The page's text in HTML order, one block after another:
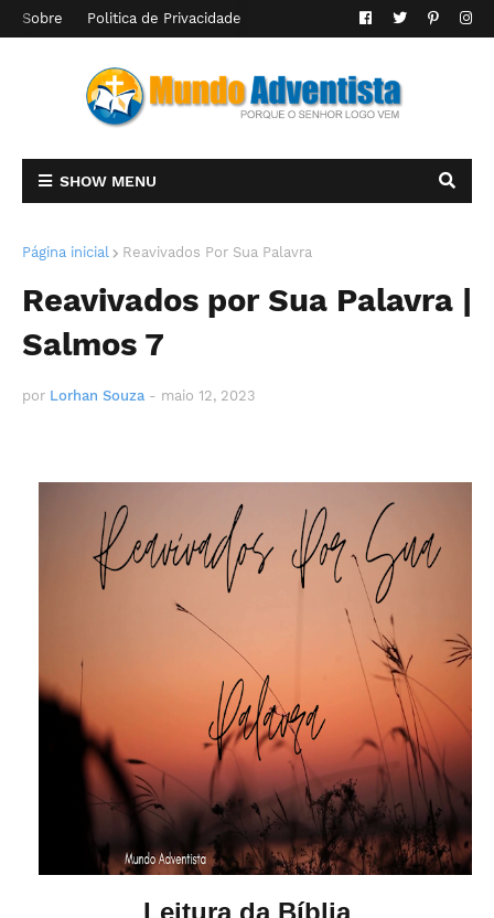
Sobre Politica de Privacidade
SHOW MENU
Página inicial Reavivados Por Sua Palavra
Reavivados por Sua Palavra |
Salmos 7
por Lorhan Souza - maio 12, 2023
Leitura da Bíblia